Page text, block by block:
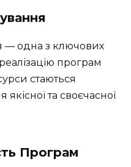
— одна з ключових
програм
стаються
та своєчасної
Програм